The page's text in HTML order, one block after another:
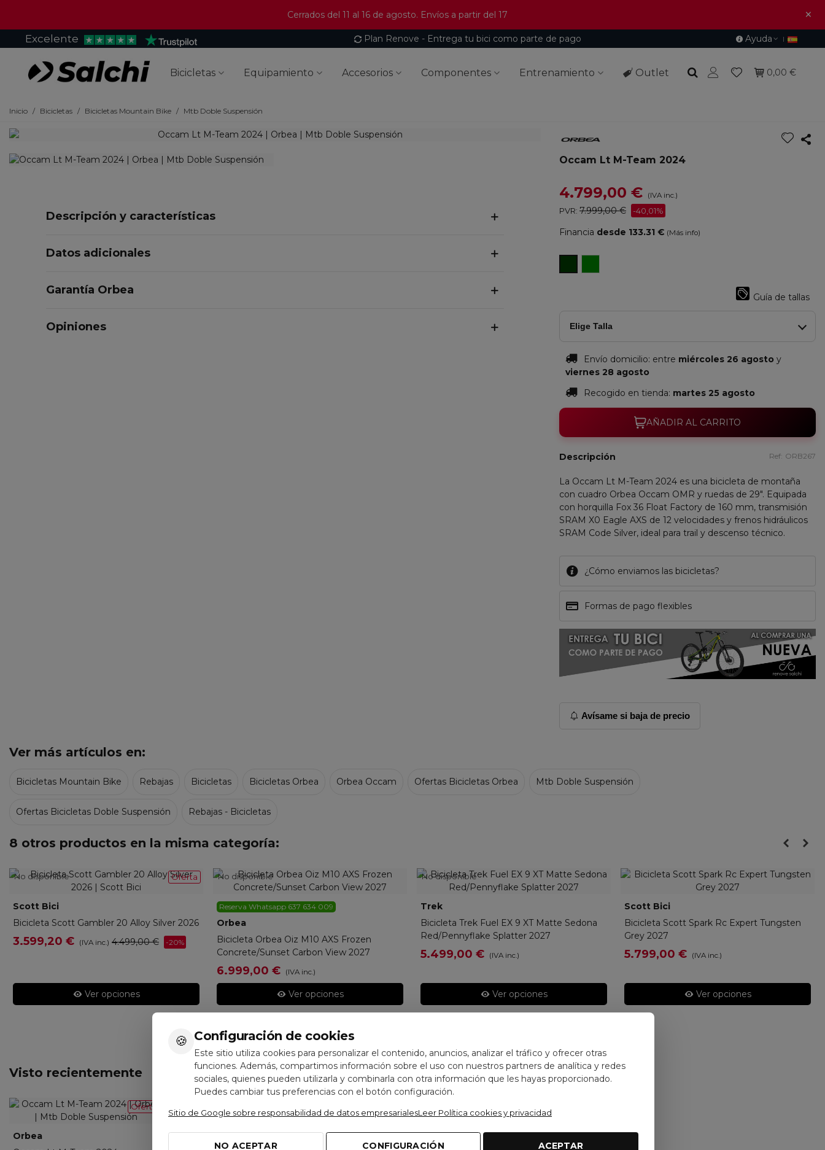
🍪 Configuración de cookies
Este sitio utiliza cookies para personalizar el contenido, anuncios, analizar el tráfico y ofrecer otras
funciones. Además, compartimos información sobre el uso con nuestros partners de analítica y redes
sociales, quienes pueden utilizarla y combinarla con otra información que les hayas proporcionado.
Puedes cambiar tus preferencias con el botón configuración.
Sitio de Google sobre responsabilidad de datos empresarialesLeer Política cookies y privacidad
ACEPTAR
CONFIGURACIÓN
NO ACEPTAR
Cerrados del 11 al 16 de agosto. Envíos a partir del 17 ×
Excelente Plan Renove - Entrega tu bici como parte de pago Ayuda
Bicicletas Equipamiento Accesorios Componentes Entrenamiento Outlet 0,00 €
Inicio / Bicicletas / Bicicletas Mountain Bike / Mtb Doble Suspensión
Descripción y características
Datos adicionales
Garantía Orbea
Opiniones
Occam Lt M-Team 2024
4.799,00 € (IVA inc.)
PVR: 7.999,00 € -40,01%
Financia desde 133.31 € (Más info)
CarbonGold/Corn
Guía de tallas
Elige Talla
Envío domicilio: entre miércoles 26 agosto y
viernes 28 agosto
Recogido en tienda: martes 25 agosto
AÑADIR AL CARRITO
Descripción Ref: ORB267
La Occam Lt M-Team 2024 es una bicicleta de montaña
con cuadro Orbea Occam OMR y ruedas de 29". Equipada
con horquilla Fox 36 Float Factory de 160 mm, transmisión
SRAM X0 Eagle AXS de 12 velocidades y frenos hidráulicos
SRAM Code Silver, ideal para trail y descenso técnico.
¿Cómo enviamos las bicicletas?
Formas de pago flexibles
Avísame si baja de precio
Ver más artículos en:
Bicicletas Mountain Bike Rebajas Bicicletas Bicicletas Orbea Orbea Occam Ofertas Bicicletas Orbea Mtb Doble Suspensión
Ofertas Bicicletas Doble Suspensión Rebajas - Bicicletas
8 otros productos en la misma categoría:
Oferta
No disponible
Scott Bici
Bicicleta Scott Gambler 20 Alloy Silver 2026
3.599,20 € (IVA inc.) 4.499,00 € -20%
Ver opciones
No disponible
Reserva Whatsapp 637 634 009
Orbea
Bicicleta Orbea Oiz M10 AXS Frozen
Concrete/Sunset Carbon View 2027
6.999,00 € (IVA inc.)
Ver opciones
No disponible
Trek
Bicicleta Trek Fuel EX 9 XT Matte Sedona
Red/Pennyflake Splatter 2027
5.499,00 € (IVA inc.)
Ver opciones
Scott Bici
Bicicleta Scott Spark Rc Expert Tungsten
Grey 2027
5.799,00 € (IVA inc.)
Ver opciones
Visto recientemente
Oferta
Orbea